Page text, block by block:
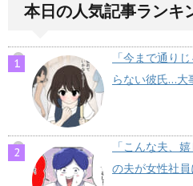
本日の人気記事ランキ
「今まで通り
らない彼氏…大
「こんな夫、
の夫が女性社員